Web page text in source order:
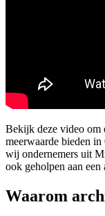
Bekijk deze video om
meerwaarde bieden
wij ondernemers uit
ook geholpen aan een
Waarom